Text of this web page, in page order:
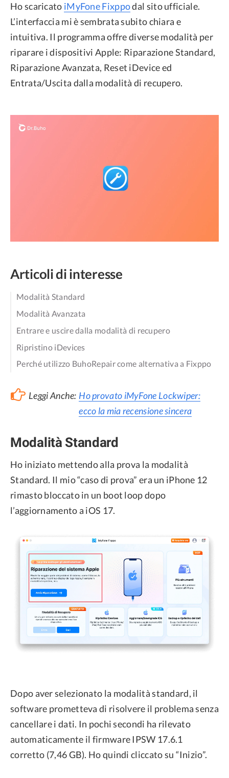
Ho scaricato iMyFone Fixppodal sito ufficiale.
L’interfaccia mi è sembrata subito chiara e
intuitiva. Il programma offre diverse modalità per
riparare i dispositivi Apple: Riparazione Standard,
Riparazione Avanzata, Reset iDevice ed
Entrata/Uscita dalla modalità di recupero.
Articoli di interesse
Modalità Standard
Modalità Avanzata
Entrare e uscire dalla modalità di recupero
Ripristino iDevices
Perché utilizzo BuhoRepair come alternativa a Fixppo
Leggi Anche: Ho provato iMyFone Lockwiper:
ecco la mia recensione sincera
Modalità Standard
Ho iniziato mettendo alla prova la modalità
Standard. Il mio “caso di prova” era un iPhone 12
rimasto bloccato in un boot loop dopo
l’aggiornamento a iOS 17.
Dopo aver selezionato la modalità standard, il
software prometteva di risolvere il problema senza
cancellare i dati. In pochi secondi ha rilevato
automaticamente il firmware IPSW 17.6.1
corretto (7,46 GB). Ho quindi cliccato su “Inizio”.